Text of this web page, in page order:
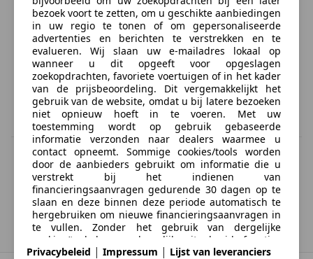
BTW verrekenbaar
Specificatie van de fabrikant voor nieuwe voertuigen. Afhankelijk van de
kilometerstand, het rijgedrag, de leeftijd van de batterij en het
laadgedrag, kan de radius van occasies aanzienlijk variëren.
Rolls-Royce Cullinan
bezoek voort te zetten, om u geschikte aanbiedingen
in uw regio te tonen of om gepersonaliseerde
advertenties en berichten te verstrekken en te
evalueren. Wij slaan uw e-mailadres lokaal op
wanneer u dit opgeeft voor opgeslagen
zoekopdrachten, favoriete voertuigen of in het kader
van de prijsbeoordeling. Dit vergemakkelijkt het
gebruik van de website, omdat u bij latere bezoeken
niet opnieuw hoeft in te voeren. Met uw
toestemming wordt op gebruik gebaseerde
informatie verzonden naar dealers waarmee u
contact opneemt. Sommige cookies/tools worden
door de aanbieders gebruikt om informatie die u
verstrekt bij het indienen van
financieringsaanvragen gedurende 30 dagen op te
slaan en deze binnen deze periode automatisch te
hergebruiken om nieuwe financieringsaanvragen in
te vullen. Zonder het gebruik van dergelijke
cookies/tools kunnen dergelijke uitgebreide functies
geheel of gedeeltelijk niet worden gebruikt.
Privacybeleid | Impressum | Lijst van leveranciers